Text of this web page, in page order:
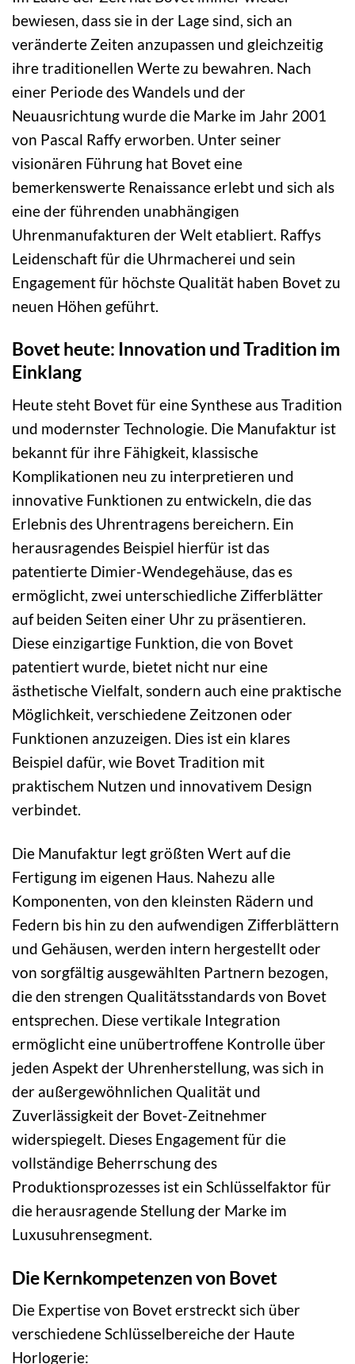
bewiesen, dass sie in der Lage sind, sich an
veränderte Zeiten anzupassen und gleichzeitig
ihre traditionellen Werte zu bewahren. Nach
einer Periode des Wandels und der
Neuausrichtung wurde die Marke im Jahr 2001
von Pascal Raffy erworben. Unter seiner
visionären Führung hat Bovet eine
bemerkenswerte Renaissance erlebt und sich als
eine der führenden unabhängigen
Uhrenmanufakturen der Welt etabliert. Raffys
Leidenschaft für die Uhrmacherei und sein
Engagement für höchste Qualität haben Bovet zu
neuen Höhen geführt.
Bovet heute: Innovation und Tradition im
Einklang
Heute steht Bovet für eine Synthese aus Tradition
und modernster Technologie. Die Manufaktur ist
bekannt für ihre Fähigkeit, klassische
Komplikationen neu zu interpretieren und
innovative Funktionen zu entwickeln, die das
Erlebnis des Uhrentragens bereichern. Ein
herausragendes Beispiel hierfür ist das
patentierte Dimier-Wendegehäuse, das es
ermöglicht, zwei unterschiedliche Zifferblätter
auf beiden Seiten einer Uhr zu präsentieren.
Diese einzigartige Funktion, die von Bovet
patentiert wurde, bietet nicht nur eine
ästhetische Vielfalt, sondern auch eine praktische
Möglichkeit, verschiedene Zeitzonen oder
Funktionen anzuzeigen. Dies ist ein klares
Beispiel dafür, wie Bovet Tradition mit
praktischem Nutzen und innovativem Design
verbindet.
Die Manufaktur legt größten Wert auf die
Fertigung im eigenen Haus. Nahezu alle
Komponenten, von den kleinsten Rädern und
Federn bis hin zu den aufwendigen Zifferblättern
und Gehäusen, werden intern hergestellt oder
von sorgfältig ausgewählten Partnern bezogen,
die den strengen Qualitätsstandards von Bovet
entsprechen. Diese vertikale Integration
ermöglicht eine unübertroffene Kontrolle über
jeden Aspekt der Uhrenherstellung, was sich in
der außergewöhnlichen Qualität und
Zuverlässigkeit der Bovet-Zeitnehmer
widerspiegelt. Dieses Engagement für die
vollständige Beherrschung des
Produktionsprozesses ist ein Schlüsselfaktor für
die herausragende Stellung der Marke im
Luxusuhrensegment.
Die Kernkompetenzen von Bovet
Die Expertise von Bovet erstreckt sich über
verschiedene Schlüsselbereiche der Haute
Horlogerie: